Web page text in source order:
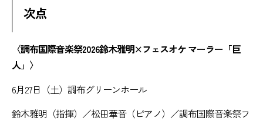
次点
〈調布国際音楽祭2026鈴木雅明×フェスオケ マーラー「巨
人」〉
6月27日（土）調布グリーンホール
鈴木雅明（指揮）／松田華音（ピアノ）／調布国際音楽祭フ